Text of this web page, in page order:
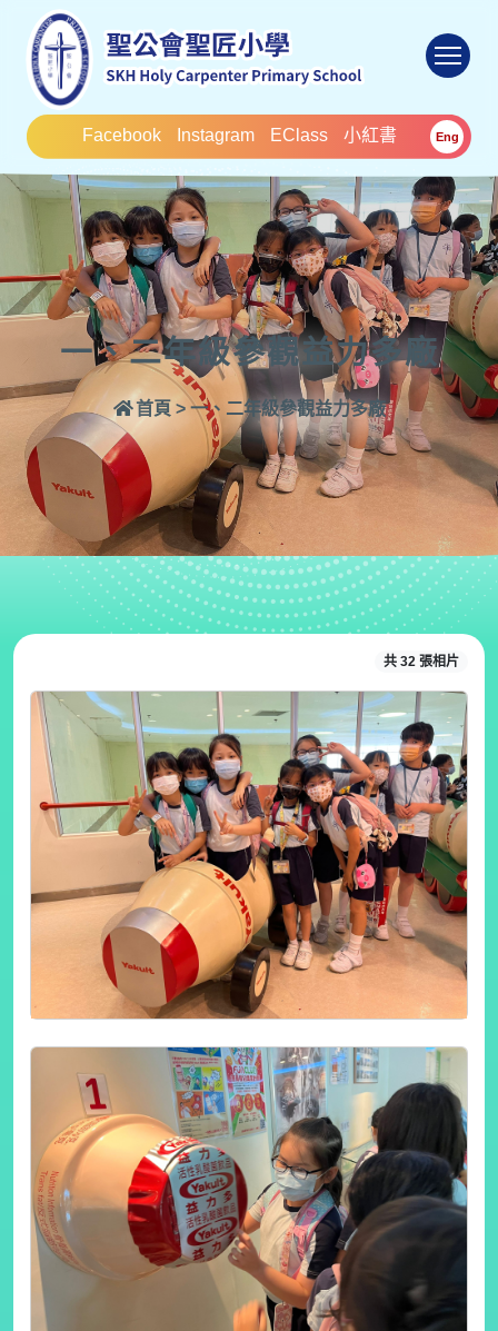
Facebook Instagram EClass 小紅書 Eng
一、二年級參觀益力多廠
首頁 > 一、二年級參觀益力多廠
共 32 張相片